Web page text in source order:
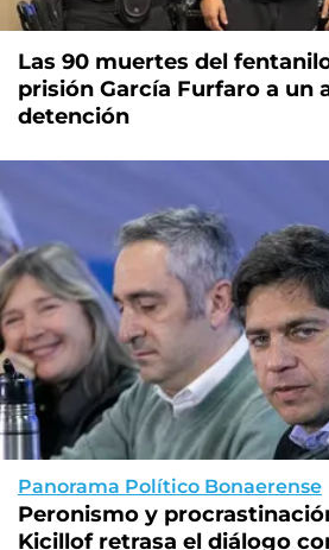
Las 90 muertes del
prisión García Furfaro a un
detención
Panorama Político Bonaerense
Peronismo y
Kicillof retrasa el diálogo